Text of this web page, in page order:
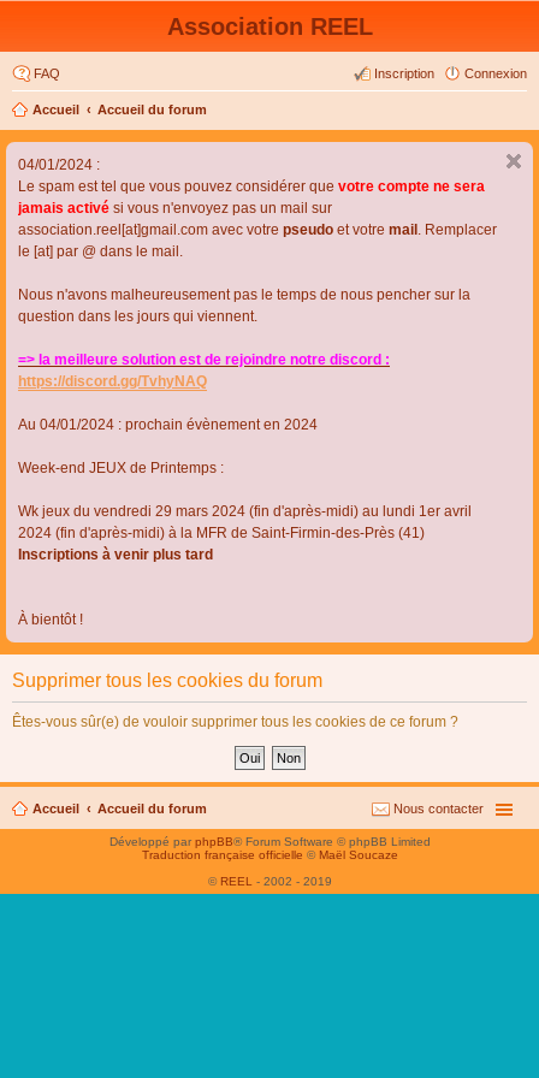
Association REEL
FAQ Connexion
Inscription
Accueil Accueil du forum
04/01/2024 :
Le spam est tel que vous pouvez considérer que votre compte ne sera
jamais activé si vous n'envoyez pas un mail sur
association.reel[at]gmail.com avec votre pseudo et votre mail . Remplacer
le [at] par @ dans le mail.
Nous n'avons malheureusement pas le temps de nous pencher sur la
question dans les jours qui viennent.
=> la meilleure solution est de rejoindre notre discord :
https://discord.gg/TvhyNAQ
Au 04/01/2024 : prochain évènement en 2024
Week-end JEUX de Printemps :
Wk jeux du vendredi 29 mars 2024 (fin d'après-midi) au lundi 1er avril
2024 (fin d'après-midi) à la MFR de Saint-Firmin-des-Près (41)
Inscriptions à venir plus tard
À bientôt !
Supprimer tous les cookies du forum
Êtes-vous sûr(e) de vouloir supprimer tous les cookies de ce forum ?
Accueil Accueil du forum Nous contacter
Développé parphpBB® Forum Software © phpBB Limited
Traduction française officielle © Maël Soucaze
© REEL - 2002 - 2019